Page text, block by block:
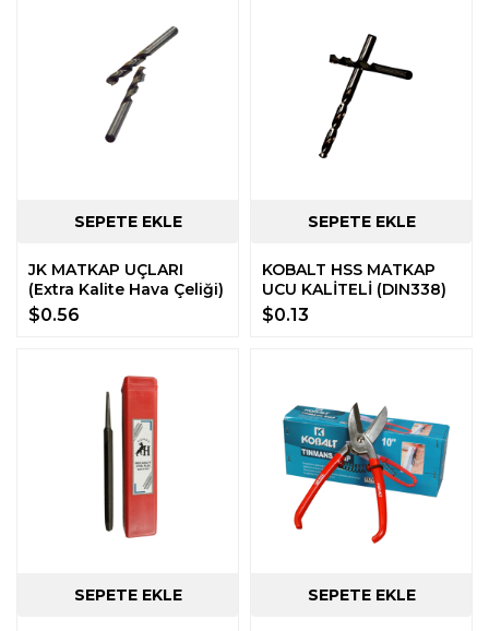
JK MATKAP UÇLARI
(Extra Kalite Hava Çeliği)
$0.56
KOBALT HSS MATKAP
UCU KALİTELİ (DIN338)
$0.13